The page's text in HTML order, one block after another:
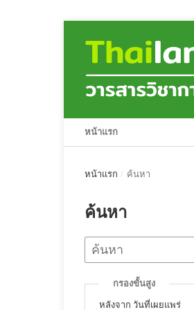
หน้าแรก
หน้าแรก / ค้นหา
ค้นหา
กรองขั้นสูง
หลังจาก วันที่เผยแพร่